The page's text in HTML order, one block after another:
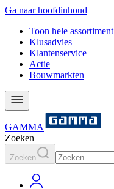
Ga naar hoofdinhoud
Toon hele assortiment
Klusadvies
Klantenservice
Actie
Bouwmarkten
GAMMA
Zoeken
Zoeken